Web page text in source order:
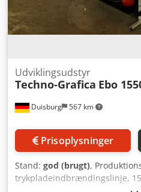
Duisburg 567 km
Udviklingsudstyr
Techno-Grafica Ebo
Prisoplysninger
Stand: god (brugt),
trykpladeindbrændingslinje,